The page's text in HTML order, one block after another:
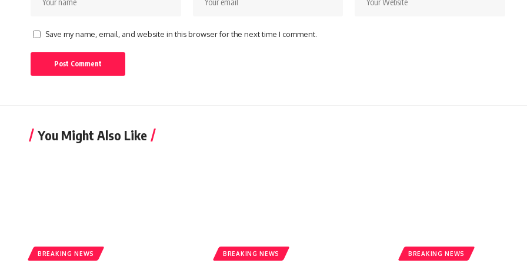
Save my name, email, and website in this browser for the next time I comment.
You Might Also Like
BREAKING NEWS BREAKING NEWS BREAKING NEWS